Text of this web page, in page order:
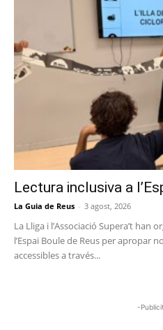
Lectura inclusiva a
La Guia de Reus - 3 agost, 2026
La Lliga i l’Associació Supera’t
l’Espai Boule de Reus per apropar
accessibles a través...
-